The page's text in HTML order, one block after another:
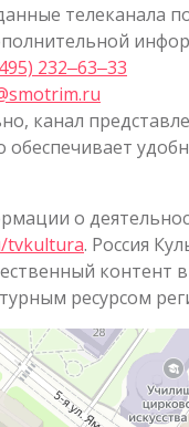
телеканала
232‒63‒33
канал
обеспечивает
о
tvkultura. Россия
контент
ресурсом